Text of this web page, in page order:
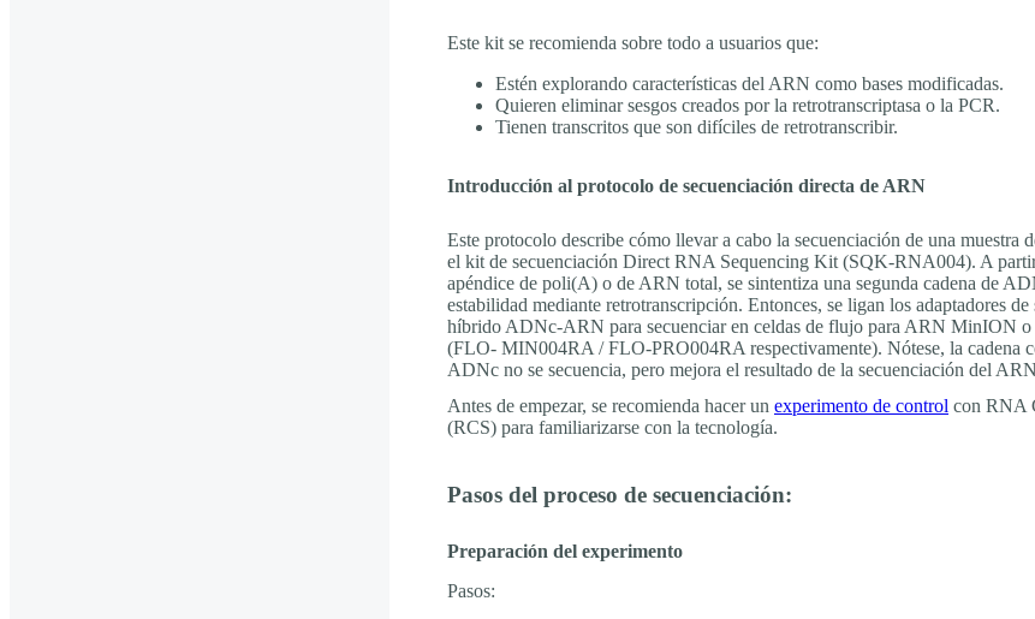
Este kit se recomienda sobre todo a usuarios que:
Estén explorando características del ARN como bases modificadas.
Quieren eliminar sesgos creados por la retrotranscriptasa o la PCR.
Tienen transcritos que son difíciles de retrotranscribir.
Introducción al protocolo de secuenciación directa de ARN
Este protocolo describe cómo llevar a cabo la secuenciación de una muestra
el kit de secuenciación Direct RNA Sequencing Kit (SQK-RNA004). A
apéndice de poli(A) o de ARN total, se sintentiza una segunda cadena de
estabilidad mediante retrotranscripción. Entonces, se ligan los adaptadores de
híbrido ADNc-ARN para secuenciar en celdas de flujo para ARN MinION
(FLO- MIN004RA / FLO-PRO004RA respectivamente). Nótese, la cadena
ADNc no se secuencia, pero mejora el resultado de la secuenciación del
Antes de empezar, se recomienda hacer un experimento de control con RNA
(RCS) para familiarizarse con la tecnología.
Pasos del proceso de secuenciación:
Preparación del experimento
Pasos: